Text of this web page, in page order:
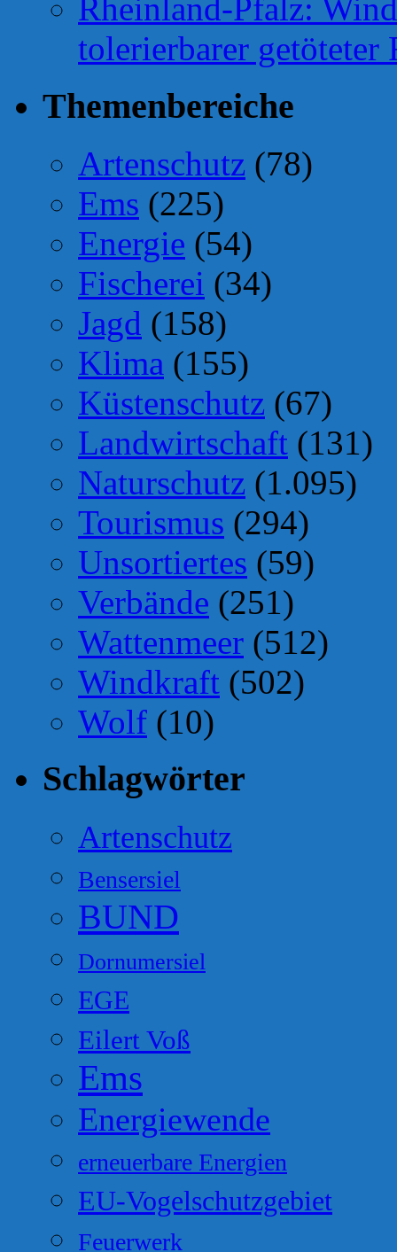
Rheinland-Pfalz:
tolerierbarer getöteter
Themenbereiche
Artenschutz (78)
Ems (225)
Energie (54)
Fischerei (34)
Jagd (158)
Klima (155)
Küstenschutz (67)
Landwirtschaft (131)
Naturschutz (1.095)
Tourismus (294)
Unsortiertes (59)
Verbände (251)
Wattenmeer (512)
Windkraft (502)
Wolf (10)
Schlagwörter
Artenschutz
Bensersiel
BUND
Dornumersiel
EGE
Eilert Voß
Ems
Energiewende
erneuerbare Energien
EU-Vogelschutzgebiet
Feuerwerk